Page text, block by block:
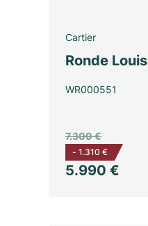
Cartier
Ronde Louis
WR000551
5.990 €
7.300 €
- 1.310 €